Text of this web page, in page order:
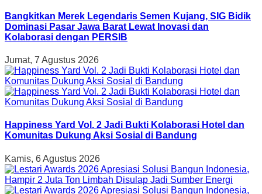
Bangkitkan Merek Legendaris Semen Kujang, SIG Bidik
Dominasi Pasar Jawa Barat Lewat Inovasi dan
Kolaborasi dengan PERSIB
Jumat, 7 Agustus 2026
Happiness Yard Vol. 2 Jadi Bukti Kolaborasi Hotel dan
Komunitas Dukung Aksi Sosial di Bandung
Kamis, 6 Agustus 2026